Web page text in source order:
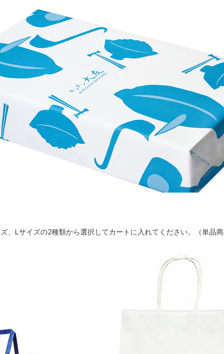
、Lサイズの2種類から選択してカートに入れてください。（単品